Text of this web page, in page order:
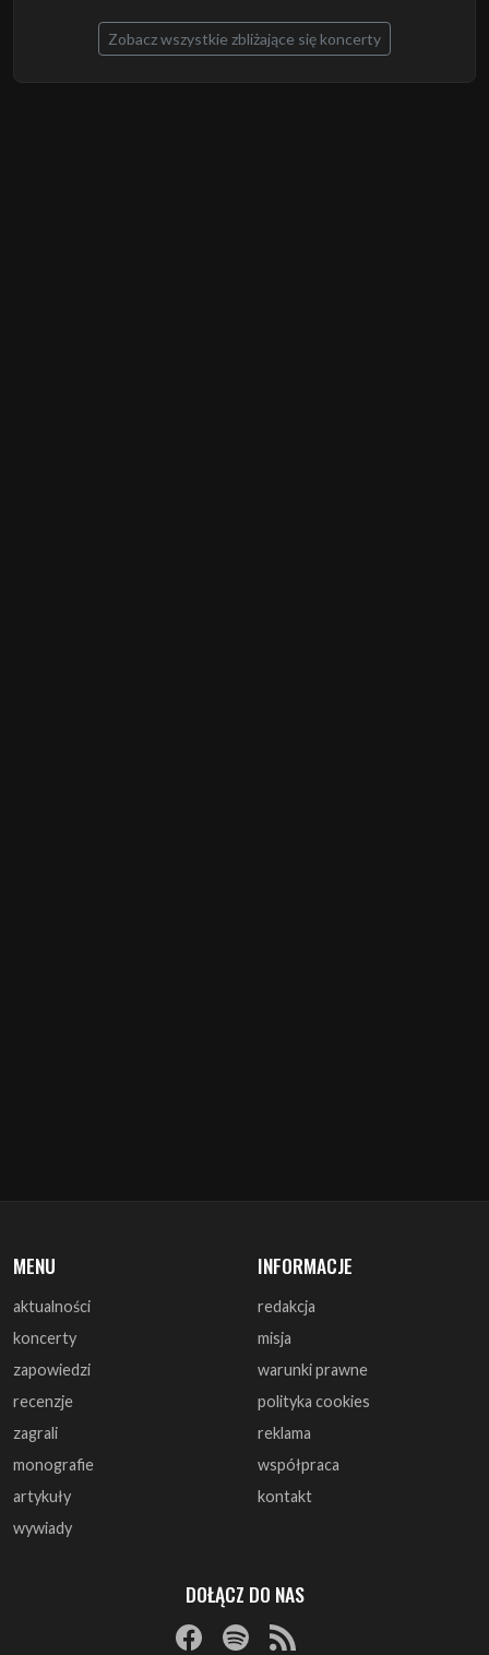
aktualności
zapowiedzi
recenzje
zagrali
monografie
artykuły
wywiady
redakcja
warunki prawne
polityka cookies
reklama
współpraca
kontakt
DOŁĄCZ DO NAS
© 1997 - 2025 ArtRock.pl - Wszelkie prawa zastrzeżone.